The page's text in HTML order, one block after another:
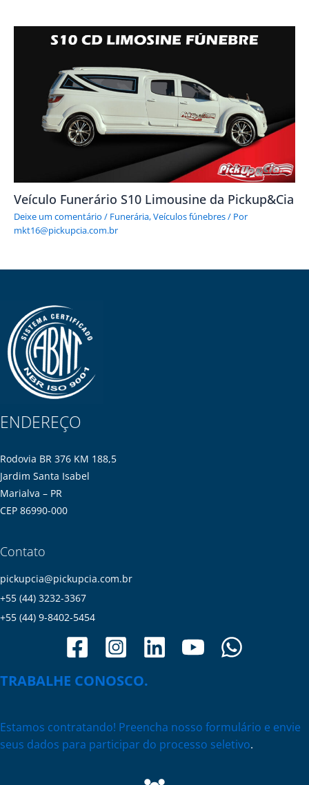
Veículo Funerário S10 Limousine da Pickup&Cia
Deixe um comentário / Funerária,Veículos fúnebres/ Por
mkt16@pickupcia.com.br
ENDEREÇO
Rodovia BR 376 KM 188,5
Jardim Santa Isabel
Marialva – PR
CEP 86990-000
Contato
pickupcia@pickupcia.com.br
+55 (44) 3232-3367
+55 (44) 9-8402-5454
TRABALHE CONOSCO.
Estamos contratando! Preencha nosso formulário e envie
seus dados para participar do processo seletivo.